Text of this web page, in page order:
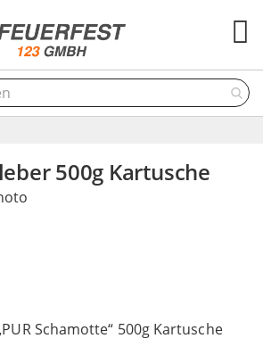
500g Kartusche
Schamotte“ 500g Kartusche